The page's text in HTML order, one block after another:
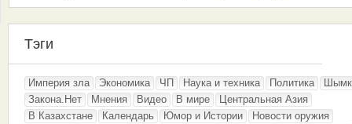
Тэги
Империя зла Экономика ЧП Наука и техника Политика
Закона.Нет
Мнения Видео В мире
Центральная Азия
В Казахстане
Календарь Юмор и Истории
Новости оружия